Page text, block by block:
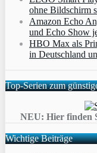
ohne Bildschirm
Amazon Echo
und Echo Show
HBO Max als
in Deutschland
Top-Serien zum
NEU: Hier finden
Wichtige Beiträge